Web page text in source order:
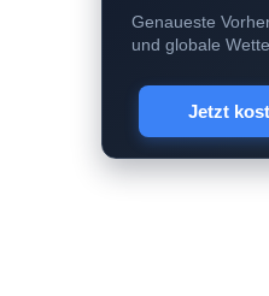
Genaueste
und globale
Jetzt